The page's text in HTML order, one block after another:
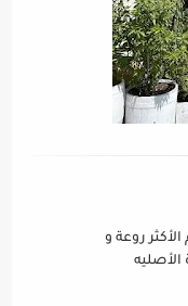
روعة و
الأصليه